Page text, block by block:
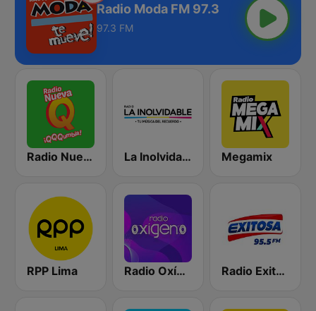
Radio Moda FM 97.3
97.3 FM
Radio Nueva Q La Inolvidable Megamix
RPP Lima Radio Oxígeno Radio Exitosa